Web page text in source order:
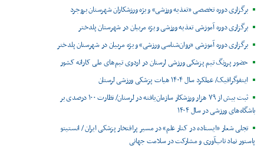
برگزاری دوره تخصصی «تغذیه ورزشی» ویژه ورزشکاران شهرستان بروجرد
برگزاری دوره آموزشی تغذیه ورزشی ویژه مربیان در شهرستان پلدختر
برگزاری دوره آموزشی «روان‌شناسی ورزشی» ویژه مربیان در شهرستان پلدختر
حضور پررنگ تیم پزشکی ورزشی لرستان در اردوی تیم‌های ملی کاراته کشور
اینفوگرافیک/ عملکرد سال ۱۴۰۴ هیات پزشکی ورزشی لرستان
ثبت بیش از ۷۹ هزار ورزشکار سازمان‌یافته در لرستان/ نظارت ۱۰۰ درصدی بر
باشگاه‌های ورزشی در سال ۱۴۰۴
تجلی شعار «ایستاده در کنار علم» در مسیر پرافتخار پزشکی ایران / انستیتو
پاستور نماد تاب‌آوری و مشارکت در سلامت جهانی